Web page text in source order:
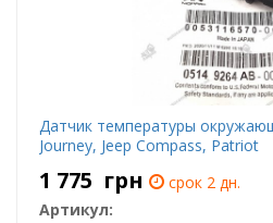
Датчик температуры
Journey, Jeep Compass, Patriot
1 775 грн
срок 2 дн.
Артикул: